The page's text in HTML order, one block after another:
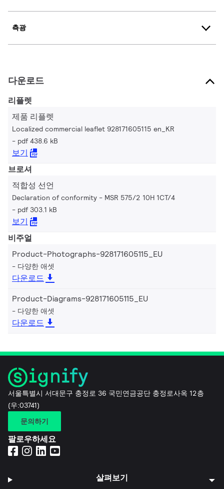
측광
다운로드
리플렛
제품 리플렛
Localized commercial leaflet 928171605115 en_KR
pdf 438.6 kB
보기
브로셔
적합성 선언
Declaration of conformity - MSR 575/2 10H 1CT/4
pdf 303.1 kB
보기
비주얼
Product-Photographs-928171605115_EU
다양한 애셋
다운로드
Product-Diagrams-928171605115_EU
다양한 애셋
다운로드
서울특별시 서대문구 충정로 36 국민연금공단 충정로사옥 12층
(우:03741)
문의하기
팔로우하세요
살펴보기